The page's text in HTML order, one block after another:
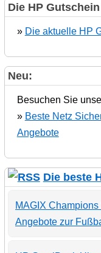
Die HP
» Die aktuelle HP
Neu:
Besuchen Sie
» Beste Netz
Angebote
Die beste
MAGIX
Angebote zur